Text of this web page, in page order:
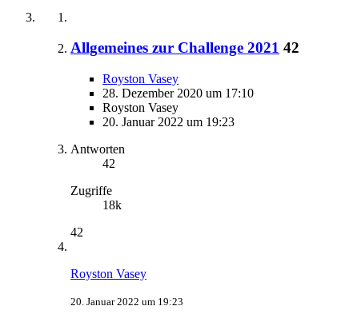
Allgemeines zur Challenge 2021 42
Royston Vasey
28. Dezember 2020 um 17:10
Royston Vasey
20. Januar 2022 um 19:23
Antworten
42
Zugriffe
18k
42
Royston Vasey
20. Januar 2022 um 19:23